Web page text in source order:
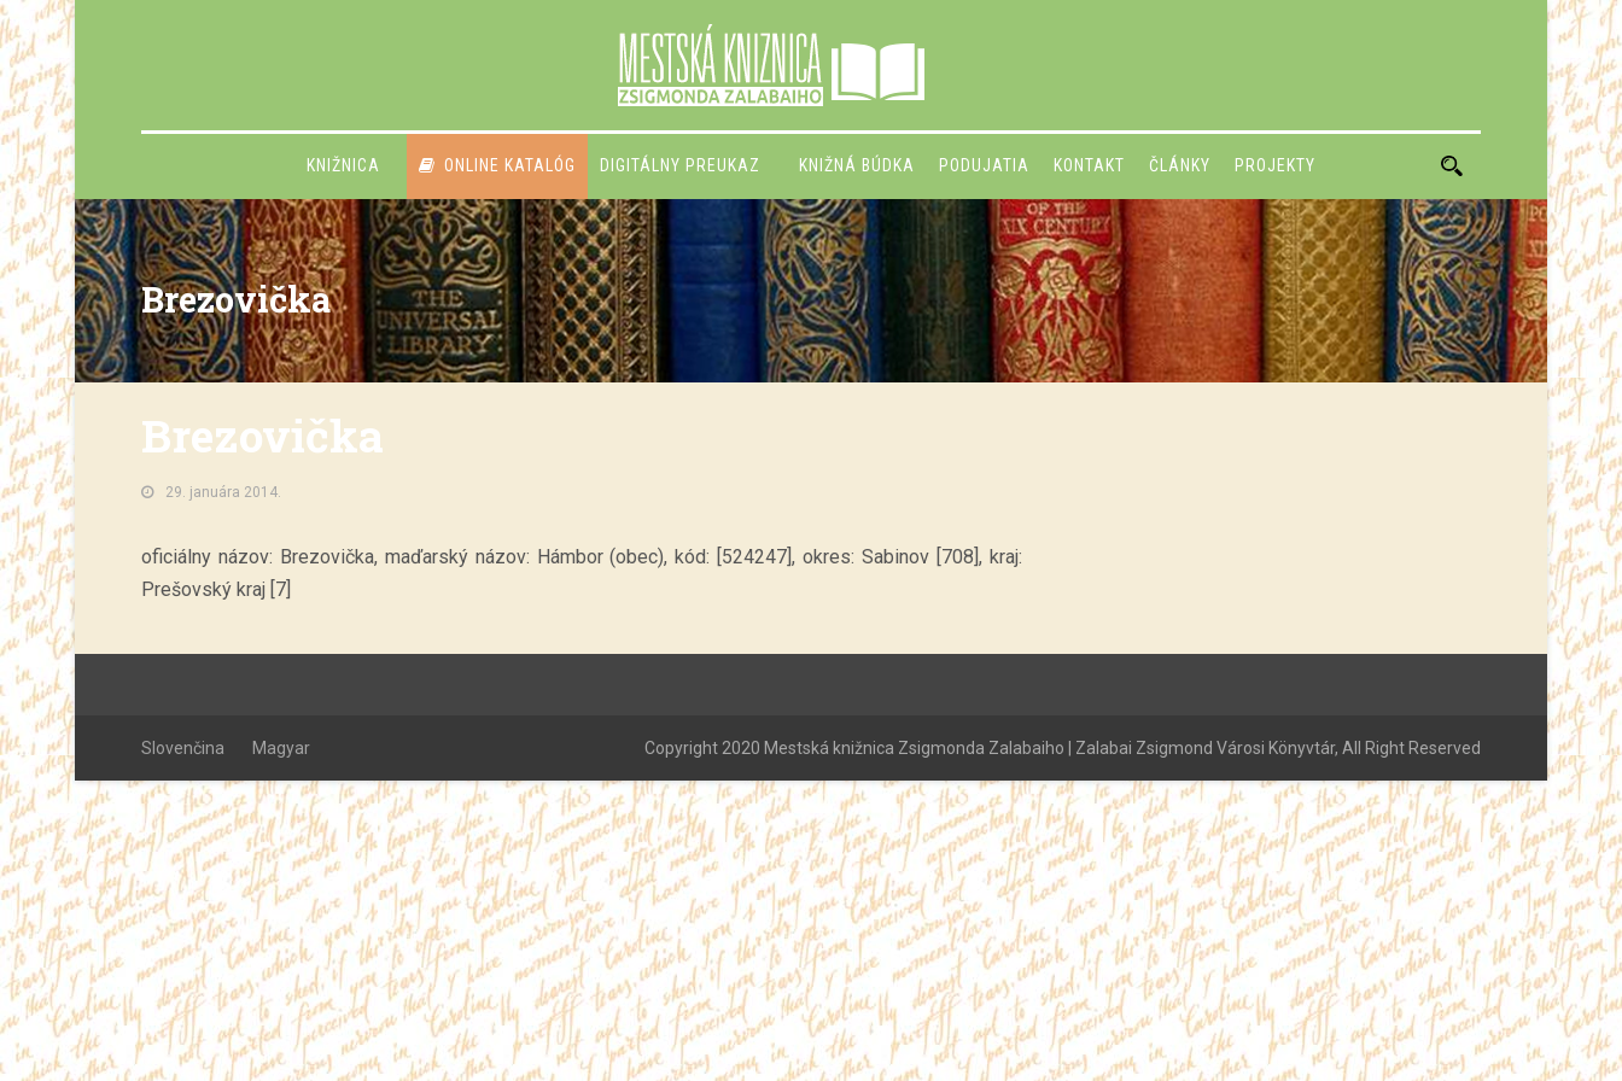
KNIŽNICA ONLINE KATALÓG DIGITÁLNY PREUKAZ KNIŽNÁ BÚDKA PODUJATIA KONTAKT ČLÁNKY PROJEKTY
Brezovička
Brezovička
29. januára 2014.
oficiálny názov: Brezovička, maďarský názov: Hámbor (obec), kód: [524247], okres: Sabinov [708], kraj:
Prešovský kraj [7]
Slovenčina Magyar Copyright 2020 Mestská knižnica Zsigmonda Zalabaiho | Zalabai Zsigmond Városi Könyvtár, All Right Reserved